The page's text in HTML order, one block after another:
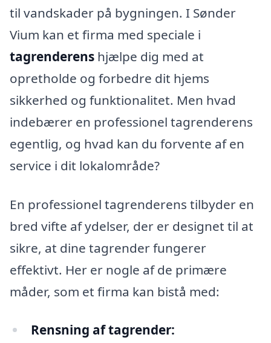
til vandskader på bygningen. I Sønder
Vium kan et firma med speciale i
tagrenderens hjælpe dig med at
opretholde og forbedre dit hjems
sikkerhed og funktionalitet. Men hvad
indebærer en professionel tagrenderens
egentlig, og hvad kan du forvente af en
service i dit lokalområde?
En professionel tagrenderens tilbyder en
bred vifte af ydelser, der er designet til at
sikre, at dine tagrender fungerer
effektivt. Her er nogle af de primære
måder, som et firma kan bistå med:
Rensning af tagrender: